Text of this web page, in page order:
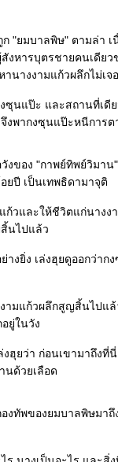
"ยมบาลพิษ" ตามล่า เ
งหารบุตรชายคนเดีย
นางงามแก้วผลึกไม่เจอ
นแป๊ะ และสถานที่เดี
จึงพากงซุนแป๊ะหนีการ
งของ "กาพย์ทิพย์วิมา
ยปี เป็นเทพธิดามาจุติ
วและให้ชีวิตแก่นางง
นไปแล้ว
งยิ่ง เล่งฮุยดูออกว่าก
มแก้วผลึกสูญสิ้นไปแ
ยู่ในวัง
ฮุยว่า ก่อนเขามาถึงที่
นด้วยเลือด
งทัพของยมบาลพิษมา